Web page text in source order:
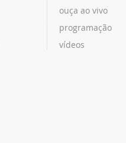
ouça ao vivo
programação
vídeos